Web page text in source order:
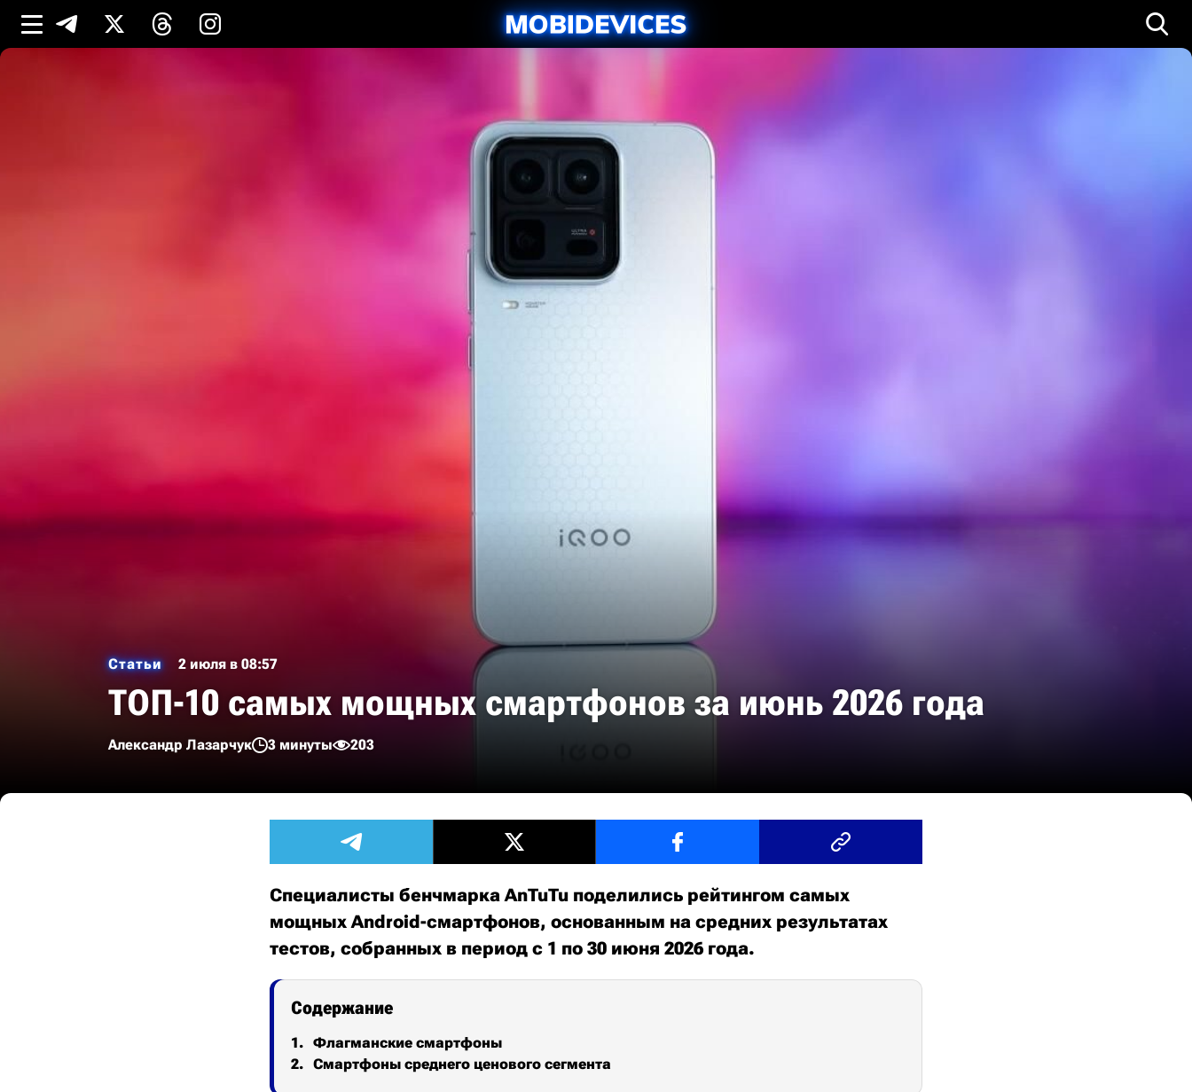
Статьи 2 июля в 08:57
ТОП-10 самых мощных смартфонов за июнь 2026 года
Александр Лазарчук 3 минуты 203
Специалисты бенчмарка AnTuTu поделились рейтингом самых
мощных Android-смартфонов, основанным на средних результатах
тестов, собранных в период с 1 по 30 июня 2026 года.
Содержание
Флагманские смартфоны
Смартфоны среднего ценового сегмента